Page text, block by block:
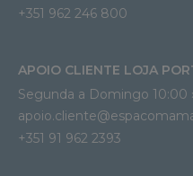
+351 962 246 800
APOIO CLIENTE LOJA
Segunda a Domingo 10:00
+351 91 962 2393